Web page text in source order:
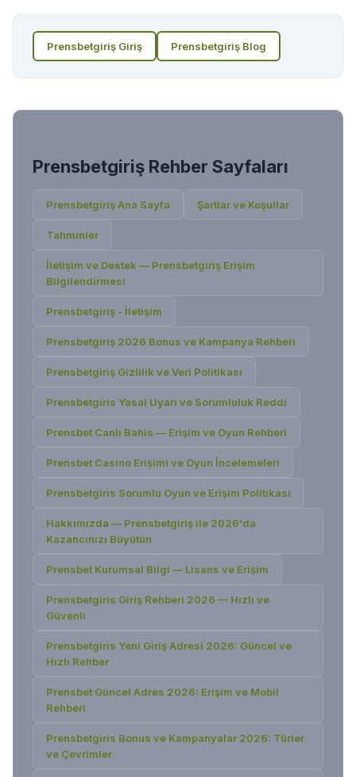
Prensbetgiriş Giriş Prensbetgiriş Blog
Prensbetgiriş Rehber Sayfaları
PrensbetgirişAna Sayfa Şartlar ve Koşullar
Tahminler
İletişim ve Destek — Prensbetgiriş Erişim
Bilgilendirmesi
Prensbetgiriş - İletişim
Prensbetgiriş 2026 Bonus ve Kampanya Rehberi
Prensbetgiriş Gizlilik ve Veri Politikası
Prensbetgiris Yasal Uyarı ve Sorumluluk Reddi
Prensbet Canlı Bahis — Erişim ve Oyun Rehberi
Prensbet Casino Erişimi ve Oyun İncelemeleri
Prensbetgiris Sorumlu Oyun ve Erişim Politikası
Hakkımızda — Prensbetgiriş ile 2026'da
Kazancınızı Büyütün
Prensbet Kurumsal Bilgi — Lisans ve Erişim
Prensbetgiris Giriş Rehberi 2026 — Hızlı ve
Güvenli
Prensbetgiris Yeni Giriş Adresi 2026: Güncel ve
Hızlı Rehber
Prensbet Güncel Adres 2026: Erişim ve Mobil
Rehberi
Prensbetgiris Bonus ve Kampanyalar 2026: Türler
ve Çevrimler